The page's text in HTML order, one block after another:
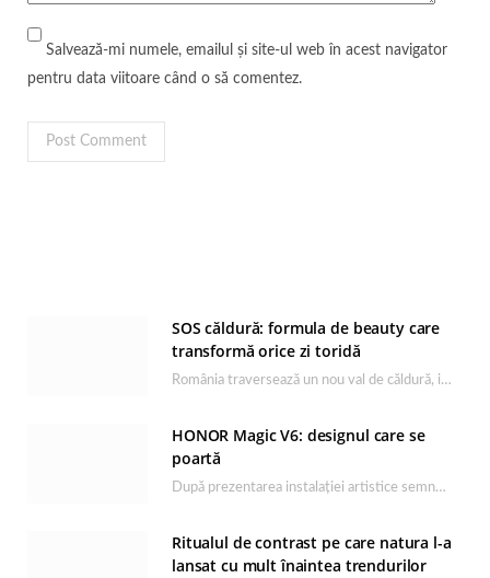
Salvează-mi numele, emailul și site-ul web în acest navigator
pentru data viitoare când o să comentez.
SOS căldură: formula de beauty care
transformă orice zi toridă
România traversează un nou val de căldură, iar rutina de îngrijire capătă un rol esențial…
HONOR Magic V6: designul care se
poartă
După prezentarea instalației artistice semnată de Catrinel Săbăciag în cadrul evenimentului de lansare HONOR Magic…
Ritualul de contrast pe care natura l-a
lansat cu mult înaintea trendurilor